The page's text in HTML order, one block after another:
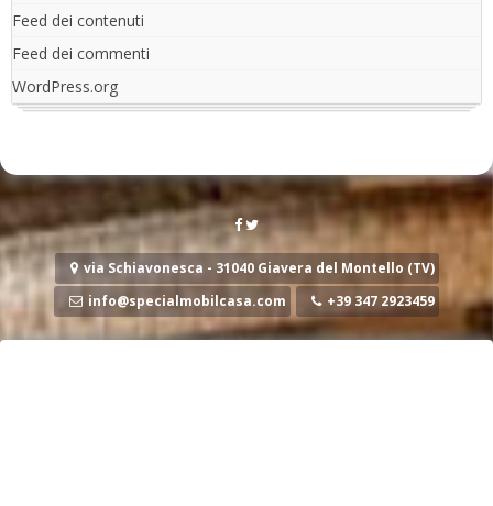
Feed dei contenuti
Feed dei commenti
WordPress.org
via Schiavonesca - 31040 Giavera del Montello (TV)
info@specialmobilcasa.com
+39 347 2923459